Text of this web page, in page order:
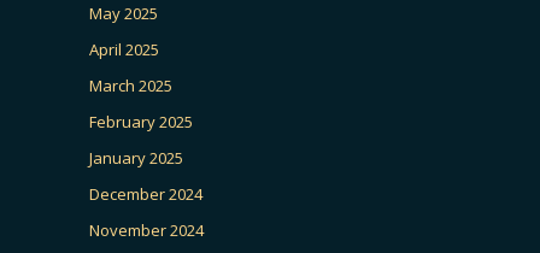
May 2025
April 2025
March 2025
February 2025
January 2025
December 2024
November 2024